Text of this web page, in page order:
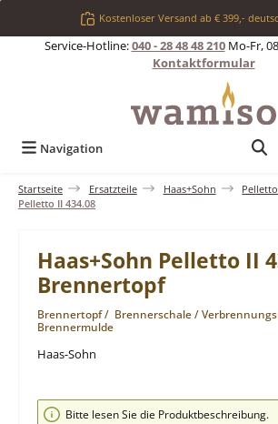
Zum Hauptinhalt springenKostenloser Versand ab € 399,-
Service-Hotline:040 - 28 48 48 210Mo-Fr,
Kontaktformular
Navigation
Startseite Ersatzteile Haas+Sohn Pelletto
Pelletto II 434.08
Haas+Sohn Pelletto II
Brennertopf
Brennertopf / Brennerschale /
Brennermulde
Haas-Sohn
Bildergalerie überspringen
Bitte lesen Sie die Produktbeschreibung.